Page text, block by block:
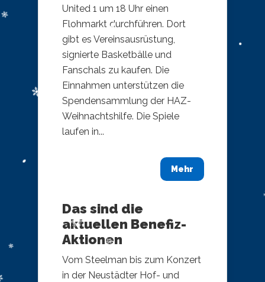
United 1 um 18 Uhr einen
Flohmarkt durchführen. Dort
gibt es Vereinsausrüstung,
signierte Basketbälle und
Fanschals zu kaufen. Die
Einnahmen unterstützen die
Spendensammlung der HAZ-
Weihnachtshilfe. Die Spiele
laufen in...
Mehr
Das sind die
aktuellen Benefiz-
Aktionen
Vom Steelman bis zum Konzert
in der Neustädter Hof- und